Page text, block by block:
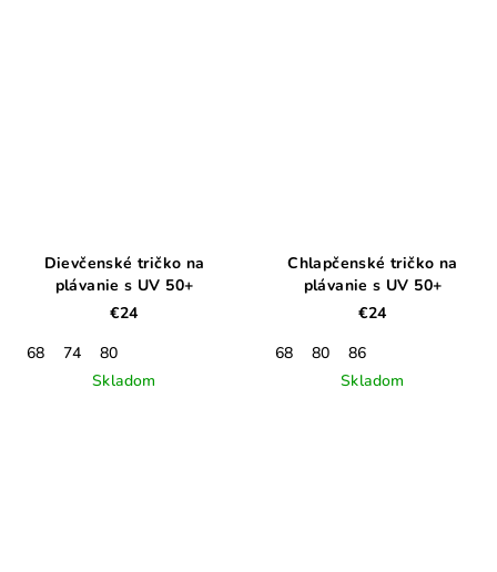
Dievčenské tričko na
plávanie s UV 50+
€24
68
74
80
Skladom
Chlapčenské tričko na
plávanie s UV 50+
€24
68
80
86
Skladom